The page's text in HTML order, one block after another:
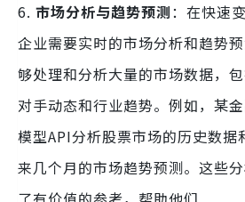
6. 市场分析与趋势预测：在快速
企业需要实时的市场分析和趋势
够处理和分析大量的市场数据，
对手动态和行业趋势。例如，某
模型API分析股票市场的历史数据
来几个月的市场趋势预测。这些